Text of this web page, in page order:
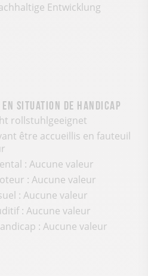
Entwicklung
situation de handicap
rollstuhlgeeignet
être accueillis en fauteuil
: Aucune valeur
: Aucune valeur
: Aucune valeur
: Aucune valeur
: Aucune valeur